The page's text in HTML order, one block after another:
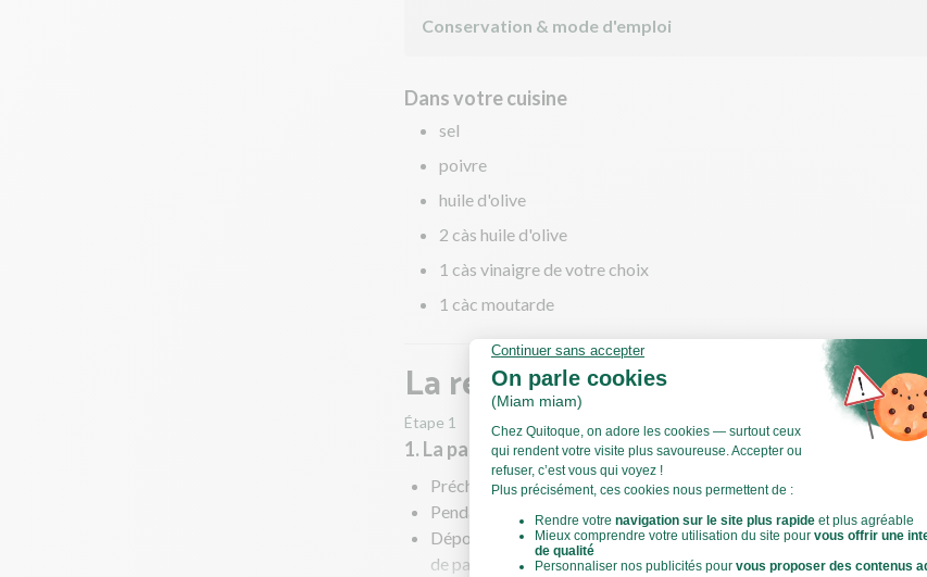
Conservation & mode d'emploi
Dans votre cuisine
sel
poivre
huile d'olive
2 càs huile d'olive
1 càs vinaigre de votre choix
1 càc moutarde
La recette
Étape 1
1. La patate douce
Préchauffez votre four à 220°C en chaleur tournante !
Pendant ce temps, épluchez et coupez la patate douce en rondelles
Déposez-les sur une plaque allant au four et versez un filet d'huile
de paprika fumé. Salez, poivrez. Mélangez pour enrober le tout.
Voir toute la recette